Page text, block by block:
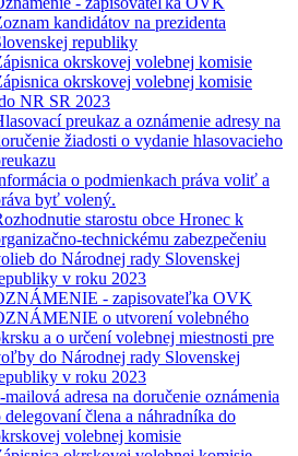
kandidátov na prezidenta
republiky
okrskovej volebnej komisie
okrskovej volebnej komisie
NR SR 2023
preukaz a oznámenie adresy na
žiadosti o vydanie hlasovacieho
o podmienkach práva voliť a
byť volený.
starostu obce Hronec k
technickému zabezpečeniu
do Národnej rady Slovenskej
v roku 2023
- zapisovateľka OVK
o utvorení volebného
a o určení volebnej miestnosti pre
do Národnej rady Slovenskej
v roku 2023
mailová adresa na doručenie oznámenia
delegovaní člena a náhradníka do
volebnej komisie